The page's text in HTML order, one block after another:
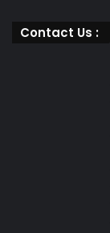
Contact Us :